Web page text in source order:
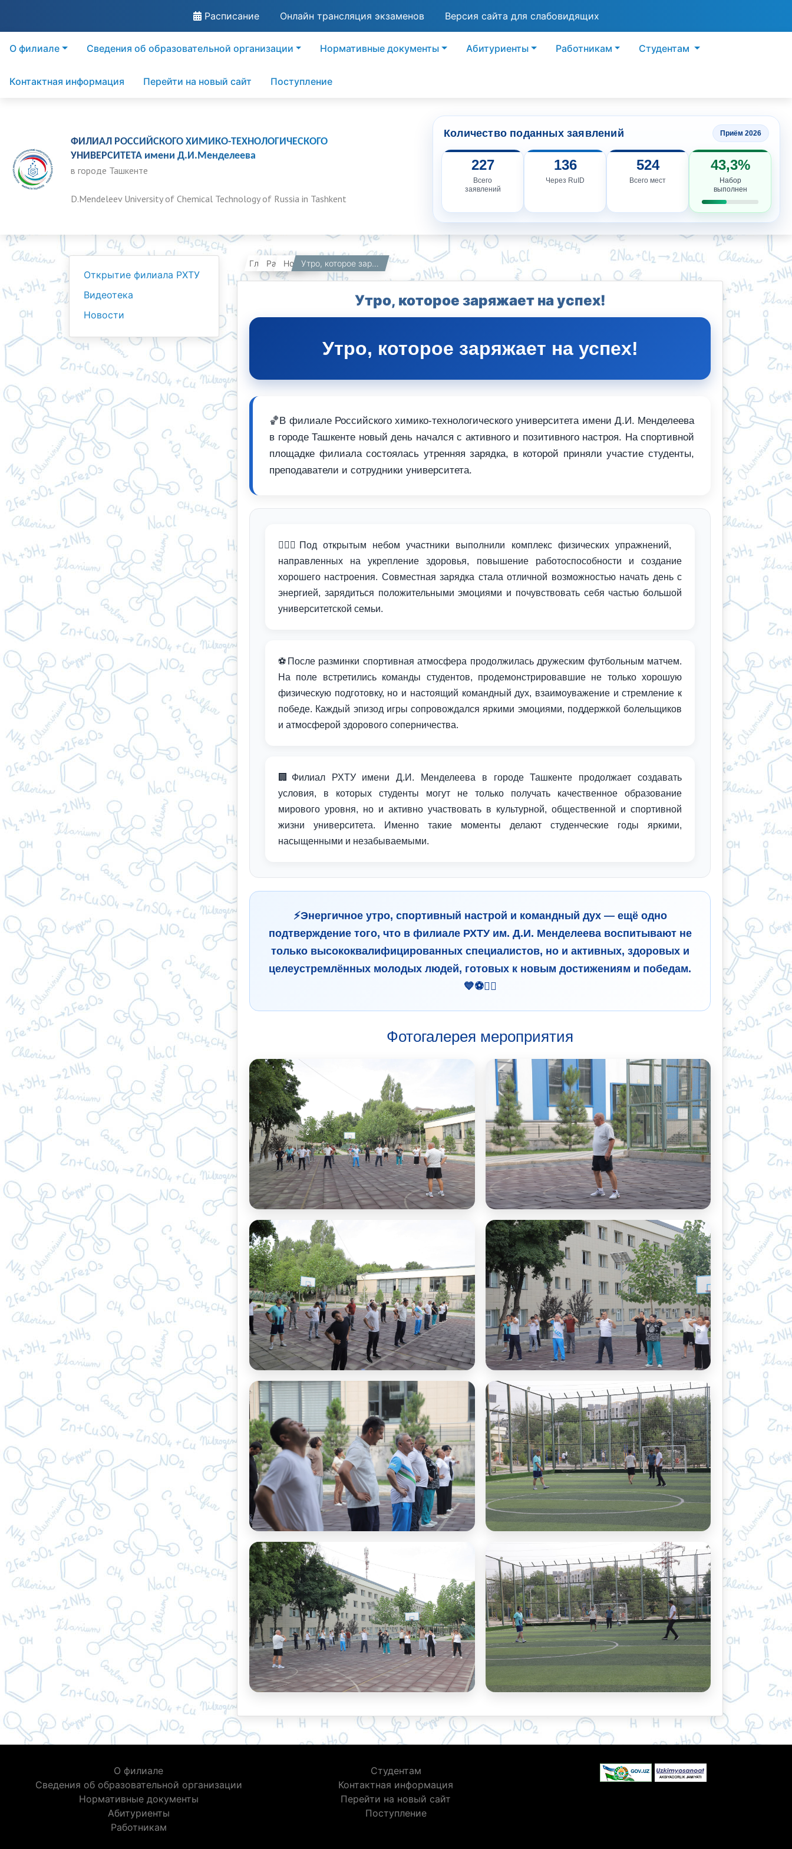
Расписание Онлайн трансляция экзаменов Версия сайта для слабовидящих
О филиале Сведения об образовательной организации Нормативные документы Абитуриенты Работникам Студентам
Контактная информация Перейти на новый сайт Поступление
ФИЛИАЛ РОССИЙСКОГО ХИМИКО-ТЕХНОЛОГИЧЕСКОГО
УНИВЕРСИТЕТА имени Д.И.Менделеева
в городе Ташкенте
D.Mendeleev University of Chemical Technology of Russia in Tashkent
Количество поданных заявлений Приём 2026
227
Всего
заявлений
136
Через RuID
524
Всего мест
43,3%
Набор
выполнен
Открытие филиала РХТУ
Видеотека
Новости
Главная Работникам Новости Утро, которое заряжает на успех!
Утро, которое заряжает на успех!
Утро, которое заряжает на успех!
🏀В филиале Российского химико-технологического университета имени Д.И. Менделеева
в городе Ташкенте новый день начался с активного и позитивного настроя. На спортивной
площадке филиала состоялась утренняя зарядка, в которой приняли участие студенты,
преподаватели и сотрудники университета.
🏋🏼‍♂️Под открытым небом участники выполнили комплекс физических упражнений,
направленных на укрепление здоровья, повышение работоспособности и создание
хорошего настроения. Совместная зарядка стала отличной возможностью начать день с
энергией, зарядиться положительными эмоциями и почувствовать себя частью большой
университетской семьи.
⚽️После разминки спортивная атмосфера продолжилась дружеским футбольным матчем.
На поле встретились команды студентов, продемонстрировавшие не только хорошую
физическую подготовку, но и настоящий командный дух, взаимоуважение и стремление к
победе. Каждый эпизод игры сопровождался яркими эмоциями, поддержкой болельщиков
и атмосферой здорового соперничества.
🏢Филиал РХТУ имени Д.И. Менделеева в городе Ташкенте продолжает создавать
условия, в которых студенты могут не только получать качественное образование
мирового уровня, но и активно участвовать в культурной, общественной и спортивной
жизни университета. Именно такие моменты делают студенческие годы яркими,
насыщенными и незабываемыми.
⚡️Энергичное утро, спортивный настрой и командный дух — ещё одно
подтверждение того, что в филиале РХТУ им. Д.И. Менделеева воспитывают не
только высококвалифицированных специалистов, но и активных, здоровых и
целеустремлённых молодых людей, готовых к новым достижениям и победам.
💙⚽️🏃‍♂️
Фотогалерея мероприятия
О филиале
Сведения об образовательной организации
Нормативные документы
Абитуриенты
Работникам
Студентам
Контактная информация
Перейти на новый сайт
Поступление